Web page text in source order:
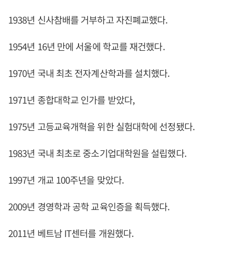
1938년 신사참배를 거부하고 자진폐교했다.
1954년 16년 만에 서울에 학교를 재건했다.
1970년 국내 최초 전자계산학과를 설치했다.
1971년 종합대학교 인가를 받았다,
1975년 고등교육개혁을 위한 실험대학에 선정됐다.
1983년 국내 최초로 중소기업대학원을 설립했다.
1997년 개교 100주년을 맞았다.
2009년 경영학과 공학 교육인증을 획득했다.
2011년 베트남 IT센터를 개원했다.